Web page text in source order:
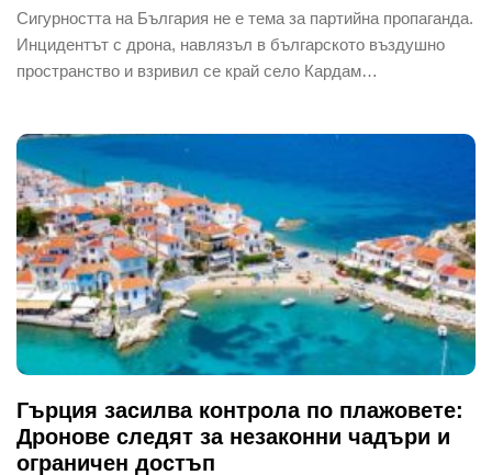
Сигурността на България не е тема за партийна пропаганда.
Инцидентът с дрона, навлязъл в българското въздушно
пространство и взривил се край село Кардам…
Гърция засилва контрола по плажовете:
Дронове следят за незаконни чадъри и
ограничен достъп